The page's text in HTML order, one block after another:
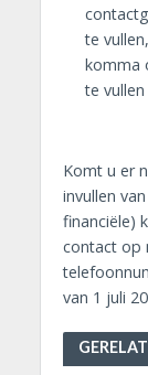
te
komma
te
Komt u er
invullen
financiële)
contact op
van 1 juli